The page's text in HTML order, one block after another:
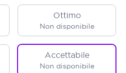
Ottimo
Non disponibile
Accettabile
Non disponibile